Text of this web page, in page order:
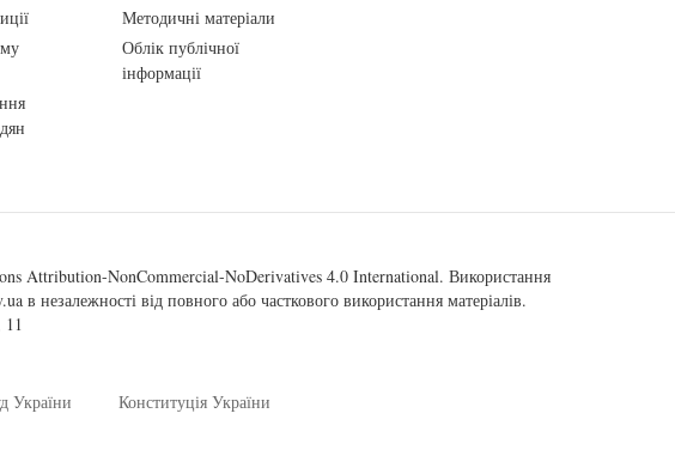
Методичні матеріали
Облік публічної
інформації
Attribution-NonCommercial-NoDerivatives 4.0 International. Використання
в незалежності від повного або часткового використання матеріалів.
України Конституція України